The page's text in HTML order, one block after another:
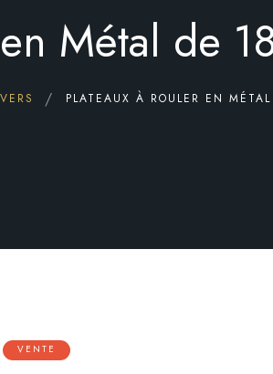
Nous Contacter
Métal de
PLATEAUX À ROULER EN
VENTE